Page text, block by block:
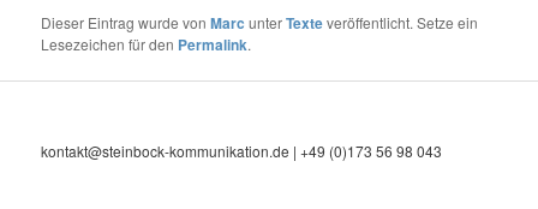
Dieser Eintrag wurde vonMarc unterTexteveröffentlicht. Setze ein
Lesezeichen für den Permalink.
kontakt@steinbock-kommunikation.de | +49 (0)173 56 98 043